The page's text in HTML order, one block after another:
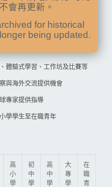
溝通及增強創新及科技技能三大
體驗式學習、工作坊及比賽等
與海外交流提供機會
專家提供指導
學學生至在職青年
高
小
學
初
中
學
高
中
學
大
專
學
在
職
青
會再更新。
for historical
being updated.